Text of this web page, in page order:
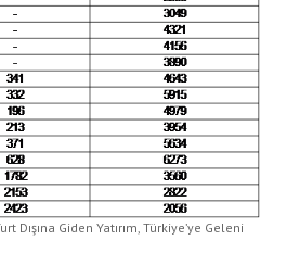
Dışına Giden Yatırım, Türkiye’ye Geleni